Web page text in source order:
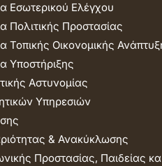
Εσωτερικού Ελέγχου
Πολιτικής Προστασίας
Τοπικής Οικονομικής
Υποστήριξης
Αστυνομίας
Υπηρεσιών
& Ανακύκλωσης
Προστασίας, Παιδείας